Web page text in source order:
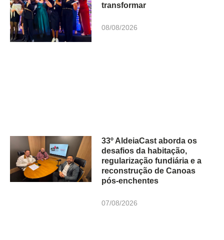
transformar
08/08/2026
33º AldeiaCast aborda os
desafios da habitação,
regularização fundiária e a
reconstrução de Canoas
pós-enchentes
07/08/2026